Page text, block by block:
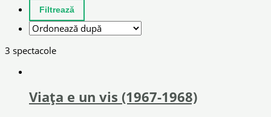
3 spectacole
Viața e un vis (1967-1968)